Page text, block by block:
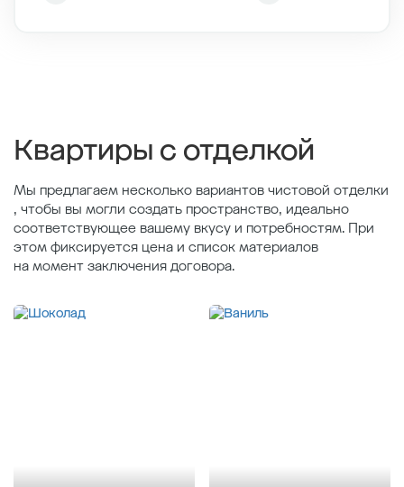
Квартиры с отделкой
Мы предлагаем несколько вариантов чистовой отделки
, чтобы вы могли создать пространство, идеально
соответствующее вашему вкусу и потребностям. При
этом фиксируется цена и список материалов
на момент заключения договора.